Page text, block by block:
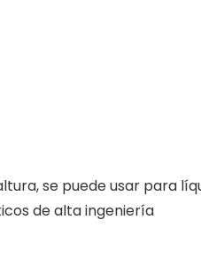
se puede usar para
de alta ingeniería